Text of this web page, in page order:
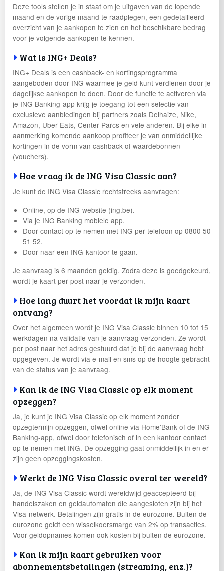
Deze tools stellen je in staat om je uitgaven van de lopende
maand en de vorige maand te raadplegen, een gedetailleerd
overzicht van je aankopen te zien en het beschikbare bedrag
voor je volgende aankopen te kennen.
Wat is ING+ Deals?
ING+ Deals is een cashback- en kortingsprogramma
aangeboden door ING waarmee je geld kunt verdienen door je
dagelijkse aankopen te doen. Door de functie te activeren via
je ING Banking-app krijg je toegang tot een selectie van
exclusieve aanbiedingen bij partners zoals Delhaize, Nike,
Amazon, Uber Eats, Center Parcs en vele anderen. Bij elke in
aanmerking komende aankoop profiteer je van onmiddellijke
kortingen in de vorm van cashback of waardebonnen
(vouchers).
Hoe vraag ik de ING Visa Classic aan?
Je kunt de ING Visa Classic rechtstreeks aanvragen:
Online, op de ING-website (ing.be).
Via je ING Banking mobiele app.
Door contact op te nemen met ING per telefoon op 0800 50
51 52.
Door naar een ING-kantoor te gaan.
Je aanvraag is 6 maanden geldig. Zodra deze is goedgekeurd,
wordt je kaart per post naar je verzonden.
Hoe lang duurt het voordat ik mijn kaart
ontvang?
Over het algemeen wordt je ING Visa Classic binnen 10 tot 15
werkdagen na validatie van je aanvraag verzonden. Ze wordt
per post naar het adres gestuurd dat je bij de aanvraag hebt
opgegeven. Je wordt via e-mail en sms op de hoogte gebracht
van de status van je aanvraag.
Kan ik de ING Visa Classic op elk moment
opzeggen?
Ja, je kunt je ING Visa Classic op elk moment zonder
opzegtermijn opzeggen, ofwel online via Home'Bank of de ING
Banking-app, ofwel door telefonisch of in een kantoor contact
op te nemen met ING. De opzegging gaat onmiddellijk in en er
zijn geen opzeggingskosten.
Werkt de ING Visa Classic overal ter wereld?
Ja, de ING Visa Classic wordt wereldwijd geaccepteerd bij
handelszaken en geldautomaten die aangesloten zijn bij het
Visa-netwerk. Betalingen zijn gratis in de eurozone. Buiten de
eurozone geldt een wisselkoersmarge van 2% op transacties.
Voor geldopnames komen ook kosten bij buiten de eurozone.
Kan ik mijn kaart gebruiken voor
abonnementsbetalingen (streaming, enz.)?